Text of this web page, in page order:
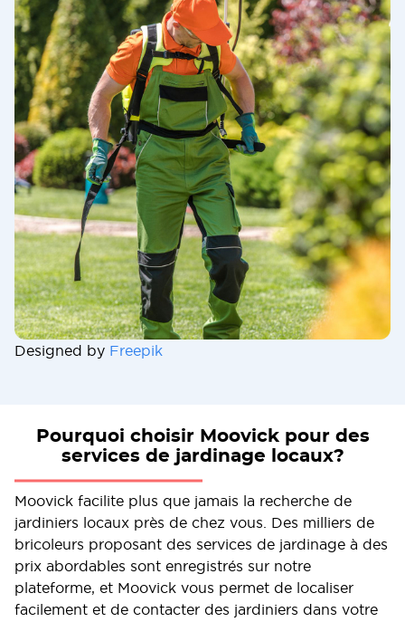
Designed by Freepik
Pourquoi choisir Moovick pour des
services de jardinage locaux?
Moovick facilite plus que jamais la recherche de
jardiniers locaux près de chez vous. Des milliers de
bricoleurs proposant des services de jardinage à des
prix abordables sont enregistrés sur notre
plateforme, et Moovick vous permet de localiser
facilement et de contacter des jardiniers dans votre